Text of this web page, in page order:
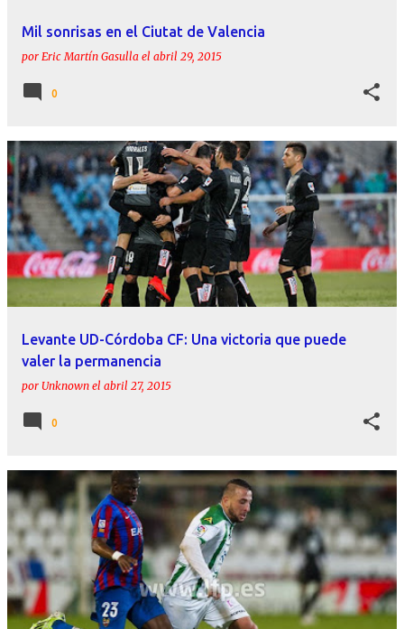
Mil sonrisas en el Ciutat de Valencia
por Eric Martín Gasulla el abril 29, 2015
0
Levante UD-Córdoba CF: Una victoria que puede
valer la permanencia
por Unknown el abril 27, 2015
0